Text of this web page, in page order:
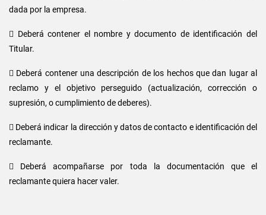
dada por la empresa.
 Deberá contener el nombre y documento de identificación del
Titular.
 Deberá contener una descripción de los hechos que dan lugar al
reclamo y el objetivo perseguido (actualización, corrección o
supresión, o cumplimiento de deberes).
 Deberá indicar la dirección y datos de contacto e identificación del
reclamante.
 Deberá acompañarse por toda la documentación que el
reclamante quiera hacer valer.